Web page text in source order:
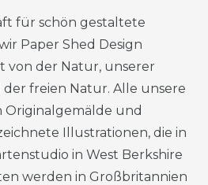
für schön gestaltete
Paper Shed Design
von der Natur, unserer
freien Natur. Alle unsere
und
Illustrationen, die in
in West Berkshire
werden in Großbritannien